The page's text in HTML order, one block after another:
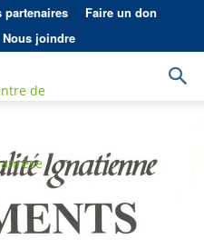
partenaires
Faire un don
Nous joindre